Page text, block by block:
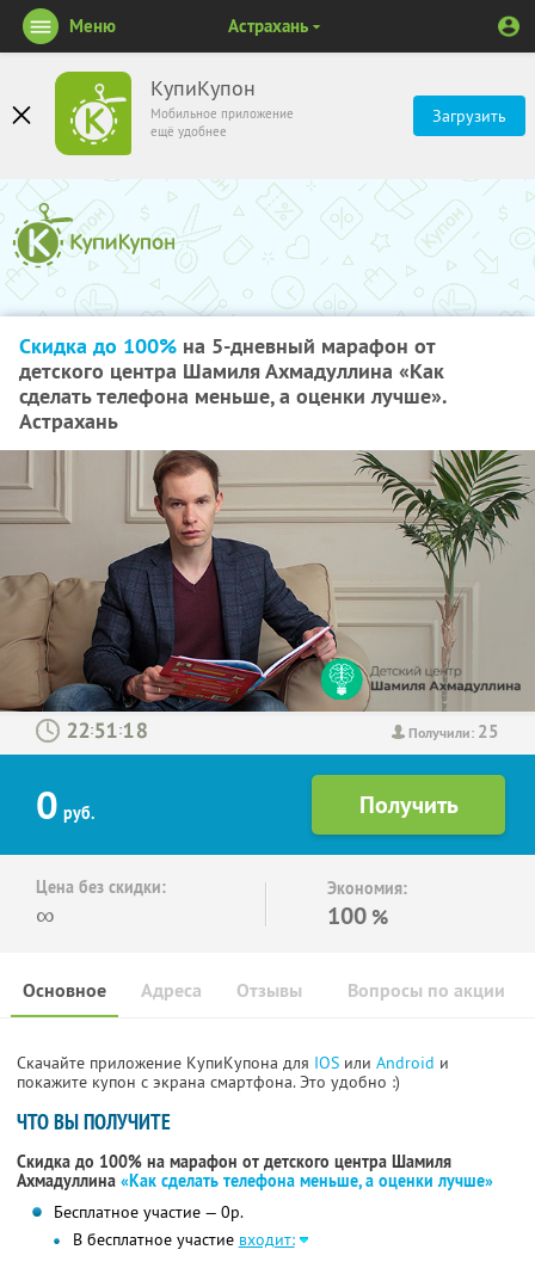
КупиКупон
Мобильное приложение
ещё удобнее
Загрузить
Меню Астрахань
Скидка до 100% на 5-дневный марафон от
детского центра Шамиля Ахмадуллина «Как
сделать телефона меньше, а оценки лучше».
Астрахань
Получили: 25
: :
0 руб.
Цена без скидки:
∞
Экономия:
100 %
Основное Отзывы Вопросы по акции
Адреса
Скачайте приложение КупиКупона для IOS или Android и
покажите купон с экрана смартфона. Это удобно :)
ЧТО ВЫ ПОЛУЧИТЕ
Скидка до 100% на марафон от детского центра Шамиля
Ахмадуллина «Как сделать телефона меньше, а оценки лучше»
Бесплатное участие — 0р.
В бесплатное участие входит: